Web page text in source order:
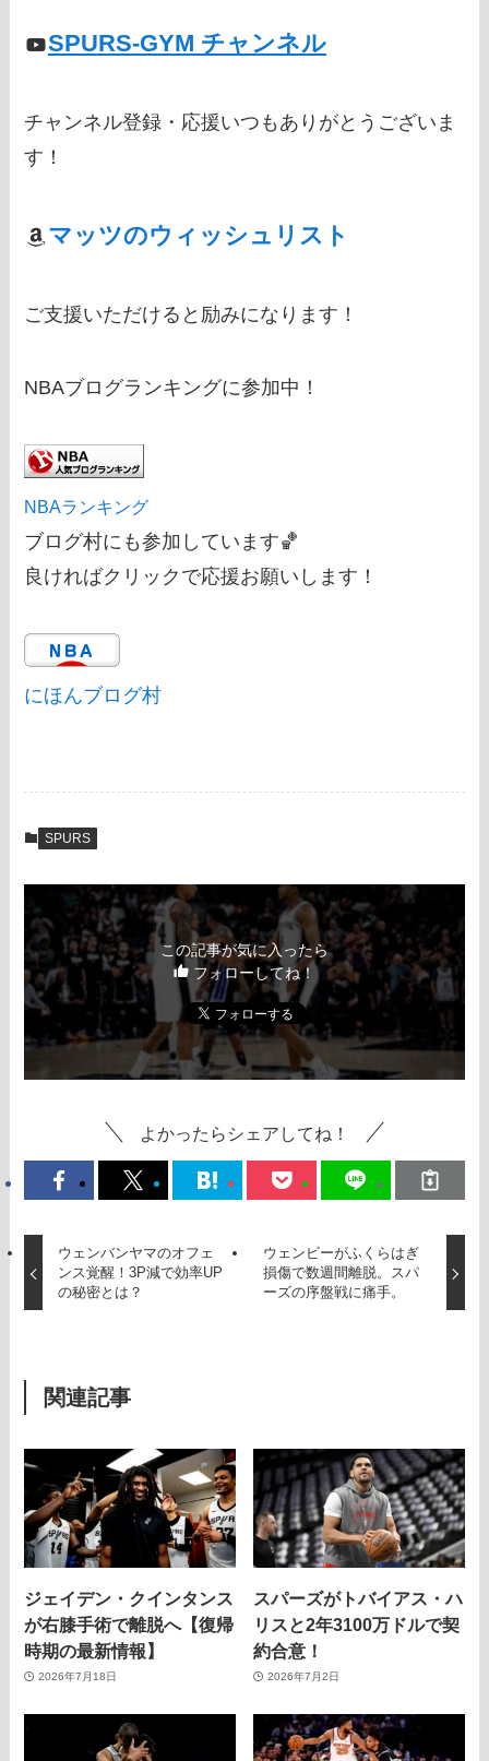
SPURS-GYM チャンネル
チャンネル登録・応援いつもありがとうございま
す！
マッツのウィッシュリスト
ご支援いただけると励みになります！
NBAブログランキングに参加中！
NBAランキング
ブログ村にも参加しています🏀
良ければクリックで応援お願いします！
にほんブログ村
SPURS
この記事が気に入ったら
フォローしてね！
よかったらシェアしてね！
ウェンバンヤマのオフェ
ンス覚醒！3P減で効率UP
の秘密とは？
ウェンビーがふくらはぎ
損傷で数週間離脱。スパ
ーズの序盤戦に痛手。
関連記事
ジェイデン・クインタンス
が右膝手術で離脱へ【復帰
時期の最新情報】
2026年7月18日
スパーズがトバイアス・ハ
リスと2年3100万ドルで契
約合意！
2026年7月2日